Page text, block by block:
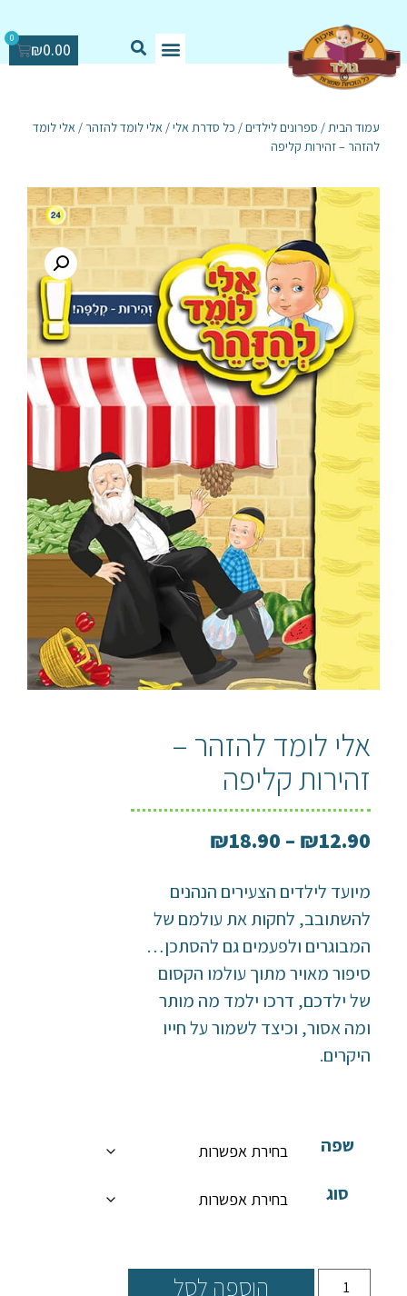
₪0.00
0
עמוד הבית/ ספרונים לילדים/ כל סדרת אלי/ אלי לומד להזהר / אלי לומד
להזהר – זהירות קליפה
אלי לומד להזהר –
זהירות קליפה
₪12.90
–
₪18.90
מיועד לילדים הצעירים הנהנים
להשתובב, לחקות את עולמם של
המבוגרים ולפעמים גם להסתכן…
סיפור מאויר מתוך עולמו הקסום
של ילדכם, דרכו ילמד מה מותר
ומה אסור, וכיצד לשמור על חייו
היקרים.
שפה
סוג
הוספה לסל